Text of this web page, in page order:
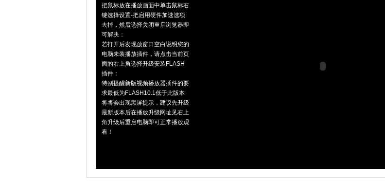
把鼠标放在播放画面中单击鼠标右
键选择设置-把启用硬件加速选项
去掉，然后选择关闭重启浏览器即
可解决：
若打开后发现放窗口空白说明您的
电脑未装播放插件，请点击当前页
面的右上角选择升级安装FLASH
插件：
特别提醒新版视频播放器插件的要
求最低为FLASH10.1低于此版本
将将会出现黑屏提示，建议先升级
最新版本后在播放升级网址见右上
角升级后重启电脑即可正常播放观
看！